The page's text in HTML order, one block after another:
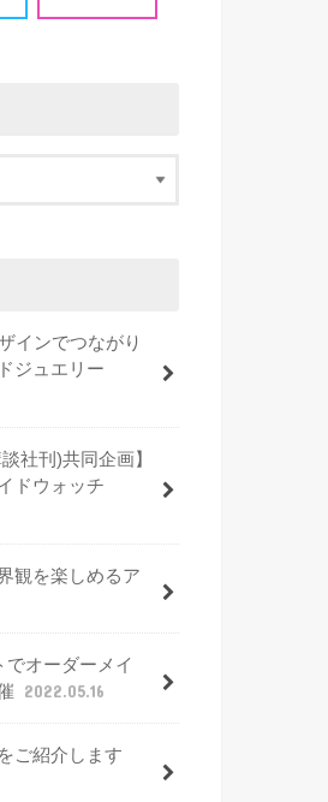
インでつながり
ジュエリー
社刊)共同企画】
ドウォッチ
観を楽しめるア
でオーダーメイ
2022.05.16
ご紹介します